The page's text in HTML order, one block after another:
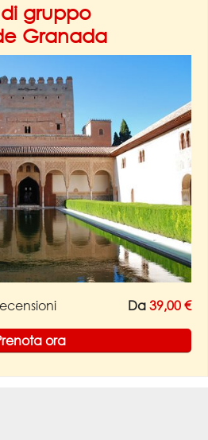
gruppo
Granada
Da 39,00 €
ora